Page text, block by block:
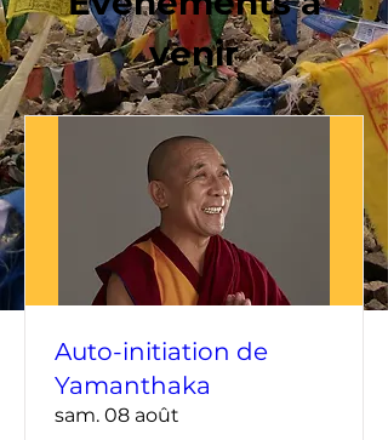
venir
Auto-initiation de
Yamanthaka
sam. 08 août